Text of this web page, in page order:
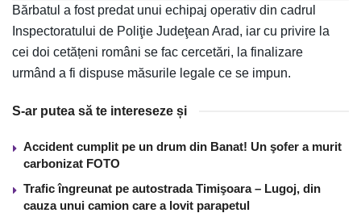
Bărbatul a fost predat unui echipaj operativ din cadrul
Inspectoratului de Poliţie Judeţean Arad, iar cu privire la
cei doi cetățeni români se fac cercetări, la finalizare
urmând a fi dispuse măsurile legale ce se impun.
S-ar putea să te intereseze și
Accident cumplit pe un drum din Banat! Un şofer a murit
carbonizat FOTO
Trafic îngreunat pe autostrada Timişoara – Lugoj, din
cauza unui camion care a lovit parapetul